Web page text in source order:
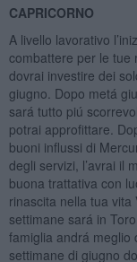
CAPRICORNO
A livello lavorativo
combattere per le tue
dovrai investire dei
giugno. Dopo metá
sará tutto piú
potrai approfittare.
buoni influssi di
degli servizi, l’avrai il
buona trattativa con
rinascita nella tua vita
settimane sará in
famiglia andrá meglio
settimane di giugno